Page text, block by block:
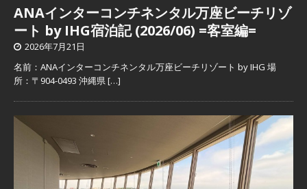
ANAインターコンチネンタル万座ビーチリゾ
ート by IHG宿泊記 (2026/06) =客室編=
2026年7月21日
名前：ANAインターコンチネンタル万座ビーチリゾート by IHG 場
所：〒904-0493 沖縄県[…]